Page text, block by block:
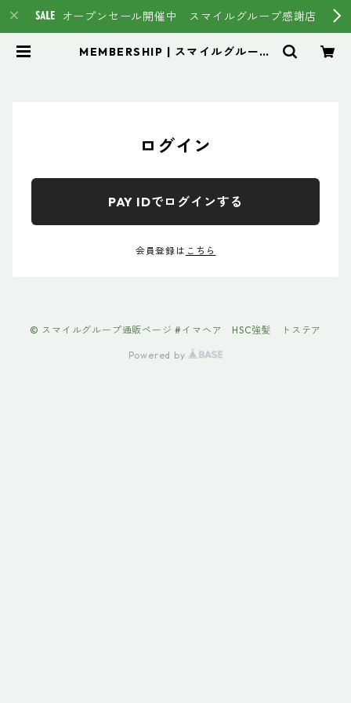
オープンセール開催中 スマイルグループ感謝店
MEMBERSHIP | スマイルグループ
ログイン
PAY IDでログインする
会員登録は こちら
© スマイルグループ通販ページ #イマヘア HSC強髪 トステア
Powered by